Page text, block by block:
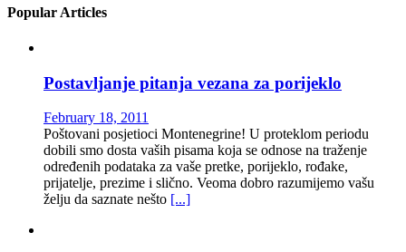
Popular Articles
Postavljanje pitanja vezana za porijeklo
February 18, 2011
Poštovani posjetioci Montenegrine! U proteklom periodu
dobili smo dosta vaših pisama koja se odnose na traženje
određenih podataka za vaše pretke, porijeklo, rođake,
prijatelje, prezime i slično. Veoma dobro razumijemo vašu
želju da saznate nešto [...]